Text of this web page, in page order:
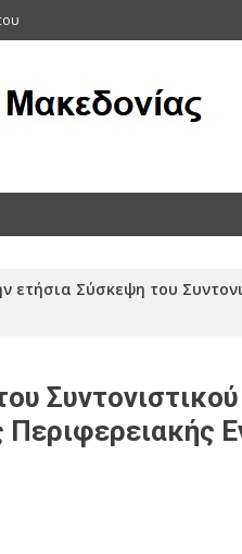
2011-2015)
ετήσια Σύσκεψη του